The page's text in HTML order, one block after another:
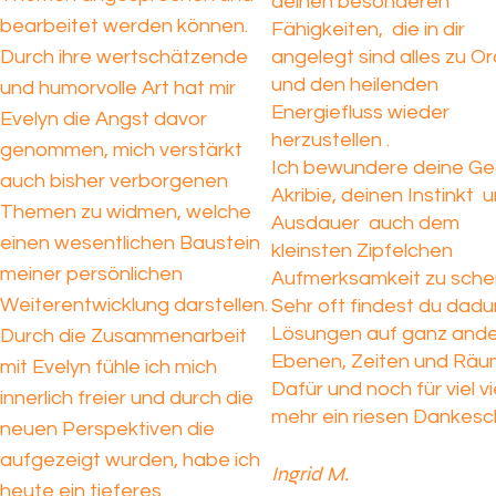
bearbeitet werden können.
Durch ihre wertschätzende
und humorvolle Art hat mir
Evelyn die Angst davor
genommen, mich verstärkt
auch bisher verborgenen
Themen zu widmen, welche
einen wesentlichen Baustein
meiner persönlichen
Weiterentwicklung darstellen.
Durch die Zusammenarbeit
mit Evelyn fühle ich mich
innerlich freier und durch die
neuen Perspektiven die
aufgezeigt wurden, habe ich
heute ein tieferes
Fähigkeiten, die in dir
angelegt sind alles zu
und den heilenden
Energiefluss wieder
herzustellen .
Ich bewundere deine
Akribie, deinen Instinkt
Ausdauer auch dem
kleinsten Zipfelchen
Aufmerksamkeit zu
Sehr oft findest du
Lösungen auf ganz
Ebenen, Zeiten und
Dafür und noch für viel
mehr ein riesen
Ingrid M.